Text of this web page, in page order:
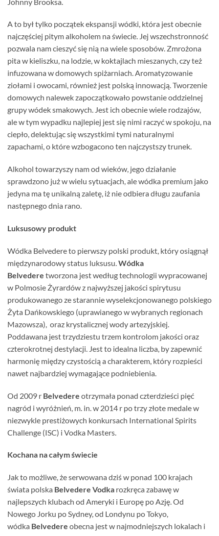
A to był tylko początek ekspansji wódki, która jest obecnie
najczęściej pitym alkoholem na świecie. Jej wszechstronność
pozwala nam cieszyć się nią na wiele sposobów. Zmrożona
pita w kieliszku, na lodzie, w koktajlach mieszanych, czy też
infuzowana w domowych spiżarniach. Aromatyzowanie
ziołami i owocami, również jest polską innowacją. Tworzenie
domowych nalewek zapoczątkowało powstanie oddzielnej
grupy wódek smakowych. Jest ich obecnie wiele rodzajów,
ale w tym wypadku najlepiej jest się nimi raczyć w spokoju, na
ciepło, delektując się wszystkimi tymi naturalnymi
zapachami, o które wzbogacono ten najczystszy trunek.
Alkohol towarzyszy nam od wieków, jego działanie
sprawdzono już w wielu sytuacjach, ale wódka premium jako
jedyna ma tę unikalną zaletę, iż nie odbiera długu zaufania
następnego dnia rano.
Luksusowy produkt
Wódka Belvedere to pierwszy polski produkt, który osiągnął
międzynarodowy status luksusu.Wódka
Belvedere tworzona jest według technologii wypracowanej
w Polmosie Żyrardów z najwyższej jakości spirytusu
produkowanego ze starannie wyselekcjonowanego polskiego
Żyta Dańkowskiego (uprawianego w wybranych regionach
Mazowsza), oraz krystalicznej wody artezyjskiej.
Poddawana jest trzydziestu trzem kontrolom jakości oraz
czterokrotnej destylacji. Jest to idealna liczba, by zapewnić
harmonię między czystością a charakterem, który rozpieści
nawet najbardziej wymagające podniebienia.
Od 2009 r Belvedere otrzymała ponad czterdzieści pięć
nagród i wyróżnień, m. in. w 2014 r po trzy złote medale w
niezwykle prestiżowych konkursach International Spirits
Challenge (ISC) i Vodka Masters.
Kochana na całym świecie
Jak to możliwe, że serwowana dziś w ponad 100 krajach
świata polska Belvedere Vodka rozkręca zabawę w
najlepszych klubach od Ameryki i Europę po Azję. Od
Nowego Jorku po Sydney, od Londynu po Tokyo,
wódka Belvedere obecna jest w najmodniejszych lokalach i